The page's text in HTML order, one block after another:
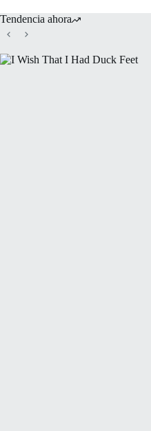
Tendencia ahora